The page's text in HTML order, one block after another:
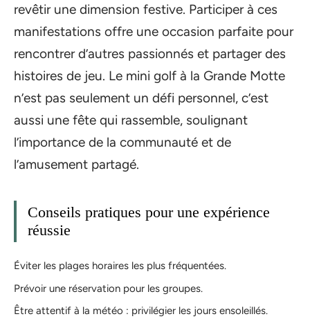
revêtir une dimension festive. Participer à ces
manifestations offre une occasion parfaite pour
rencontrer d’autres passionnés et partager des
histoires de jeu. Le mini golf à la Grande Motte
n’est pas seulement un défi personnel, c’est
aussi une fête qui rassemble, soulignant
l’importance de la communauté et de
l’amusement partagé.
Conseils pratiques pour une expérience
réussie
Éviter les plages horaires les plus fréquentées.
Prévoir une réservation pour les groupes.
Être attentif à la météo : privilégier les jours ensoleillés.